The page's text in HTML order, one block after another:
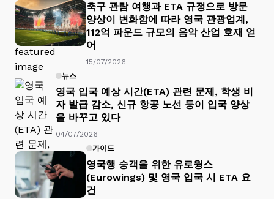
축구 관람 여행과 ETA 규정으로 방문
양상이 변화함에 따라 영국 관광업계,
112억 파운드 규모의 음악 산업 호재 얻
어
15/07/2026
뉴스
영국 입국 예상 시간(ETA) 관련 문제, 학생 비
자 발급 감소, 신규 항공 노선 등이 입국 양상
을 바꾸고 있다
04/07/2026
가이드
영국행 승객을 위한 유로윙스
(Eurowings) 및 영국 입국 시 ETA 요
건